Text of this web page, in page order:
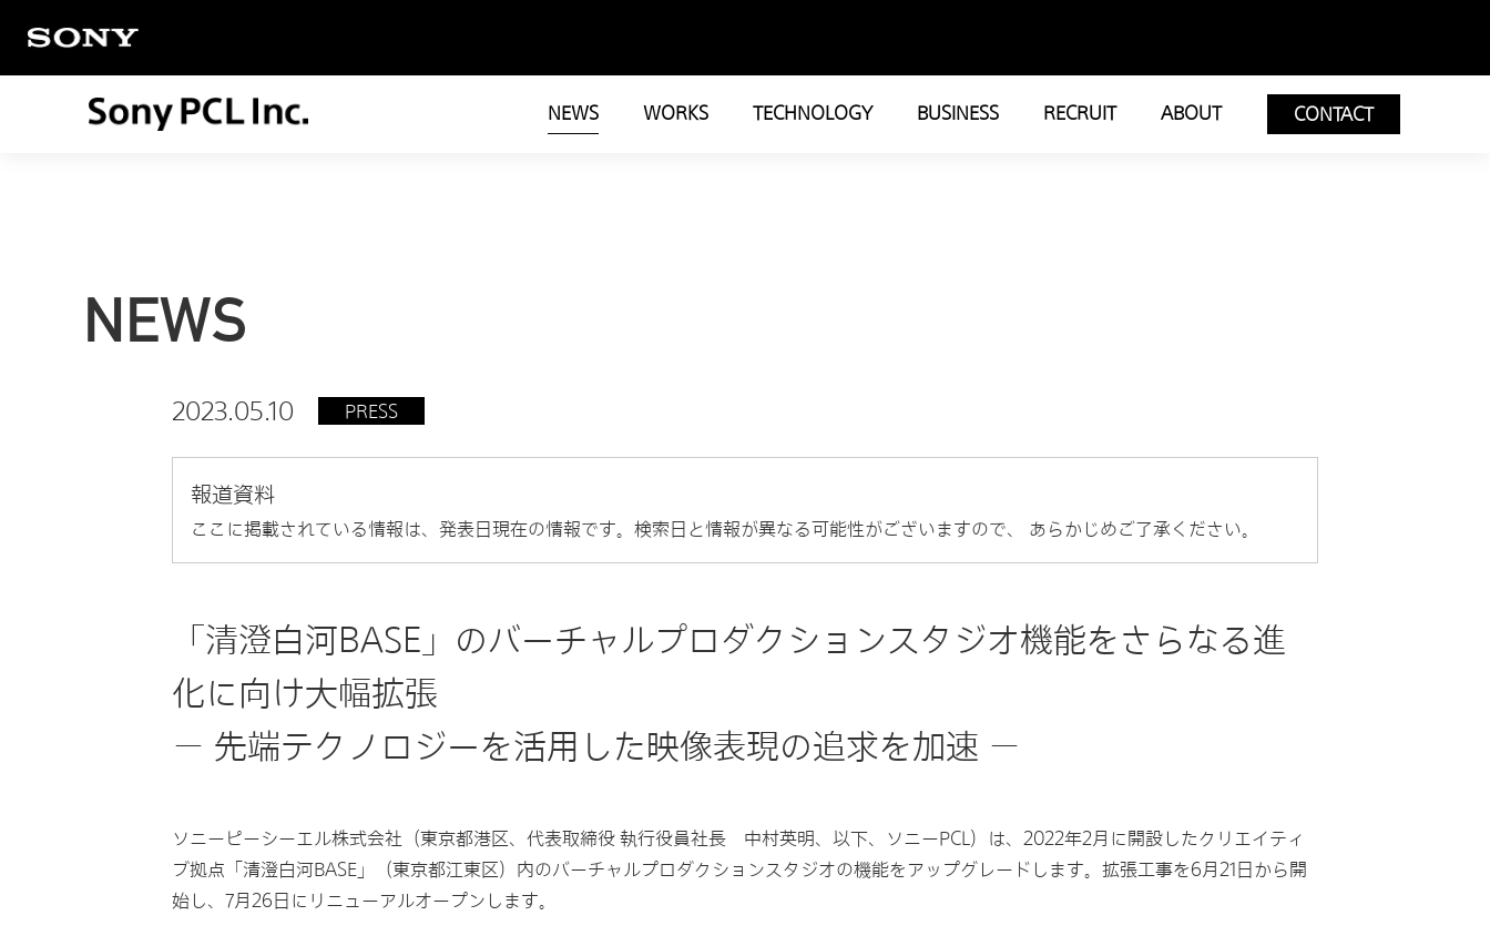
NEWS WORKS TECHNOLOGY BUSINESS RECRUIT ABOUT CONTACT
NEWS
2023.05.10 PRESS
報道資料
ここに掲載されている情報は、発表日現在の情報です。検索日と情報が異なる可能性がございますので、 あらかじめご了承ください。
「清澄白河BASE」のバーチャルプロダクションスタジオ機能をさらなる進
化に向け大幅拡張
－ 先端テクノロジーを活用した映像表現の追求を加速 －
ソニーピーシーエル株式会社（東京都港区、代表取締役 執行役員社長 中村英明、以下、ソニーPCL）は、2022年2月に開設したクリエイティ
ブ拠点「清澄白河BASE」（東京都江東区）内のバーチャルプロダクションスタジオの機能をアップグレードします。拡張工事を6月21日から開
始し、7月26日にリニューアルオープンします。